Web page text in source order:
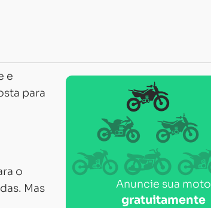
e
para
o
Mas
Anuncie sua moto
gratuitamente